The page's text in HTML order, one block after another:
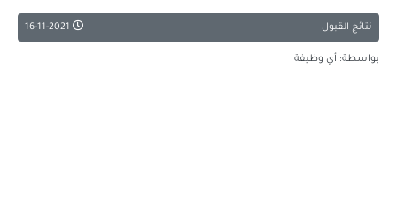
نتائج القبول
بواسطة: أي وظيفة